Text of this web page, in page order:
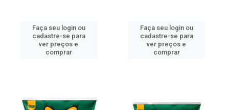
Faça seu login ou
cadastre-se para
ver preços e
comprar
Faça seu login ou
cadastre-se para
ver preços e
comprar